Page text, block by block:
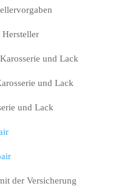
und Lack
und Lack
und Lack
der Versicherung